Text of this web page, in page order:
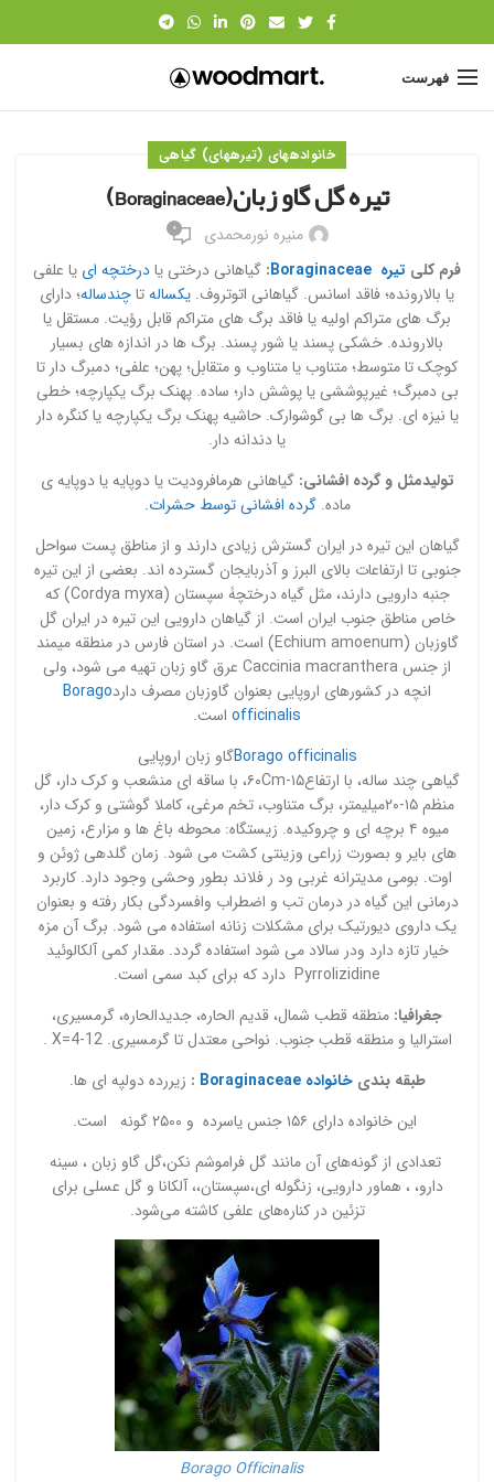
فهرست
خانواده‎های (تیره‎های) گیاهی
تیره گل گاو زبان(Boraginaceae)
منیره نورمحمدی ۰
فرم کلی تیره Boraginaceae : گیاهانی درختی یادرختچه ای یا علفی
یا بالارونده؛ فاقد اسانس. گیاهانی اتوتروف. یکسالهتاچندساله؛ دارای
برگ های متراکم اولیه یا فاقد برگ های متراکم قابل رؤیت. مستقل یا
بالارونده. خشکی پسند یا شور پسند. برگ ها در اندازه های بسیار
کوچک تا متوسط؛ متناوب یا متناوب و متقابل؛ پهن؛ علفی؛ دمبرگ دار تا
بی دمبرگ؛ غیرپوششی یا پوشش دار؛ ساده. پهنک برگ یکپارچه؛ خطی
یا نیزه ای. برگ ها بی گوشوارک. حاشیه پهنک برگ یکپارچه یا کنگره دار
یا دندانه دار.
تولیدمثل و گرده افشانی:گیاهانی هرمافرودیت یا دوپایه یا دوپایه ی
ماده.گرده افشانی توسط حشرات.
گیاهان این تیره در ایران گسترش زیادی دارند و از مناطق پست سواحل
جنوبی تا ارتفاعات بالای البرز و آذربایجان گسترده اند. بعضی از این تیره
جنبه دارویی دارند، مثل گیاه درختچۀ سپستان (Cordya myxa) که
خاص مناطق جنوب ایران است. از گیاهان دارویی این تیره در ایران گل
گاوزبان (Echium amoenum) است. در استان فارس در منطقه میمند
از جنس Caccinia macranthera عرق گاو زبان تهیه می شود، ولی
انچه در کشورهای اروپایی بعنوان گاوزبان مصرف داردBorago
officinalis است.
Borago officinalisگاو زبان اروپایی
گیاهی چند ساله، با ارتفاع۱۵-۶۰Cm، با ساقه ای منشعب و کرک دار، گل
منظم ۱۵-۲۰میلیمتر، برگ متناوب، تخم مرغی، کاملا گوشتی و کرک دار،
میوه ۴ برچه ای و چروکیده. زیستگاه: محوطه باغ ها و مزارع، زمین
های بایر و بصورت زراعی وزینتی کشت می شود. زمان گلدهی ژوئن و
اوت. بومی مدیترانه غربی ود ر فلاند بطور وحشی وجود دارد. کاربرد
درمانی این گیاه در درمان تب و اضطراب وافسردگی بکار رفته و بعنوان
یک داروی دیورتیک برای مشکلات زنانه استفاده می شود. برگ آن مزه
خیار تازه دارد ودر سالاد می شود استفاده گردد. مقدار کمی آلکالوئید
Pyrrolizidine دارد که برای کبد سمی است.
جغرافیا: منطقه قطب شمال، قدیم الحاره، جدیدالحاره، گرمسیری،
استرالیا و منطقه قطب جنوب. نواحی معتدل تا گرمسیری. X=4-12 .
طبقه بندیخانواده Boraginaceae : زیررده دولپه ای ها.
این خانواده دارای ۱۵۶ جنس یاسرده و ۲۵۰۰ گونه است.
تعدادی از گونه‌های آن مانند گل فراموشم نکن،گل گاو زبان ، سینه
دارو، ، هماور دارویی، زنگوله ای،سپستان،، آلکانا و گل عسلی برای
تزئین در کناره‌های علفی کاشته می‌شود.
Borago Officinalis